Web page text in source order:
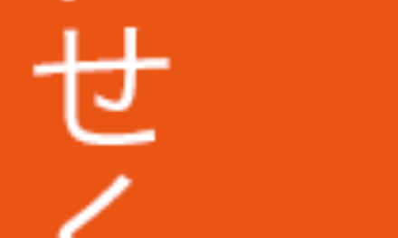
埼玉県立大学様
東京医科大学病院様
地方独立行政法人東京都健康長寿医療セ